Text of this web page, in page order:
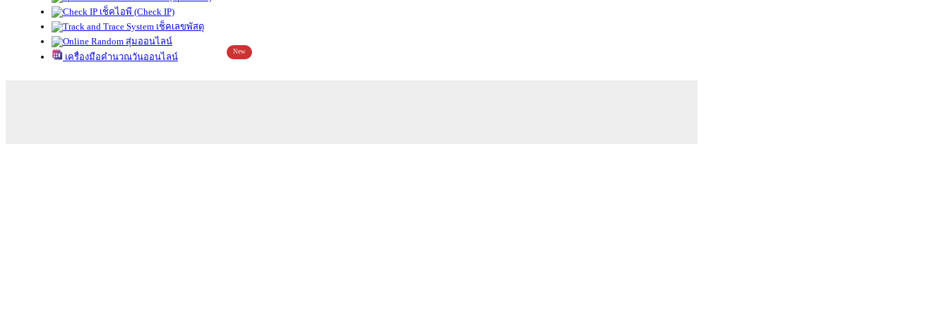
เช็คไอพี (Check IP)
เช็คเลขพัสดุ
สุ่มออนไลน์
เครื่องมือคำนวณวันออนไลน์
New